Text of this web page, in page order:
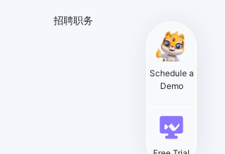
Schedule a
Demo
招聘职务